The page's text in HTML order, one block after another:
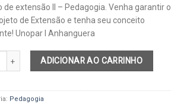
de extensão II – Pedagogia. Venha garantir o
de Extensão e tenha seu conceito
Unopar I Anhanguera
Projeto de extensão II - Pedagogia quantidade
ADICIONAR AO CARRINHO
Pedagogia